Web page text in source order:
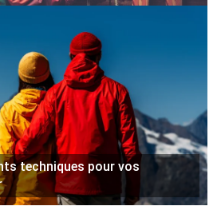
techniques pour vos